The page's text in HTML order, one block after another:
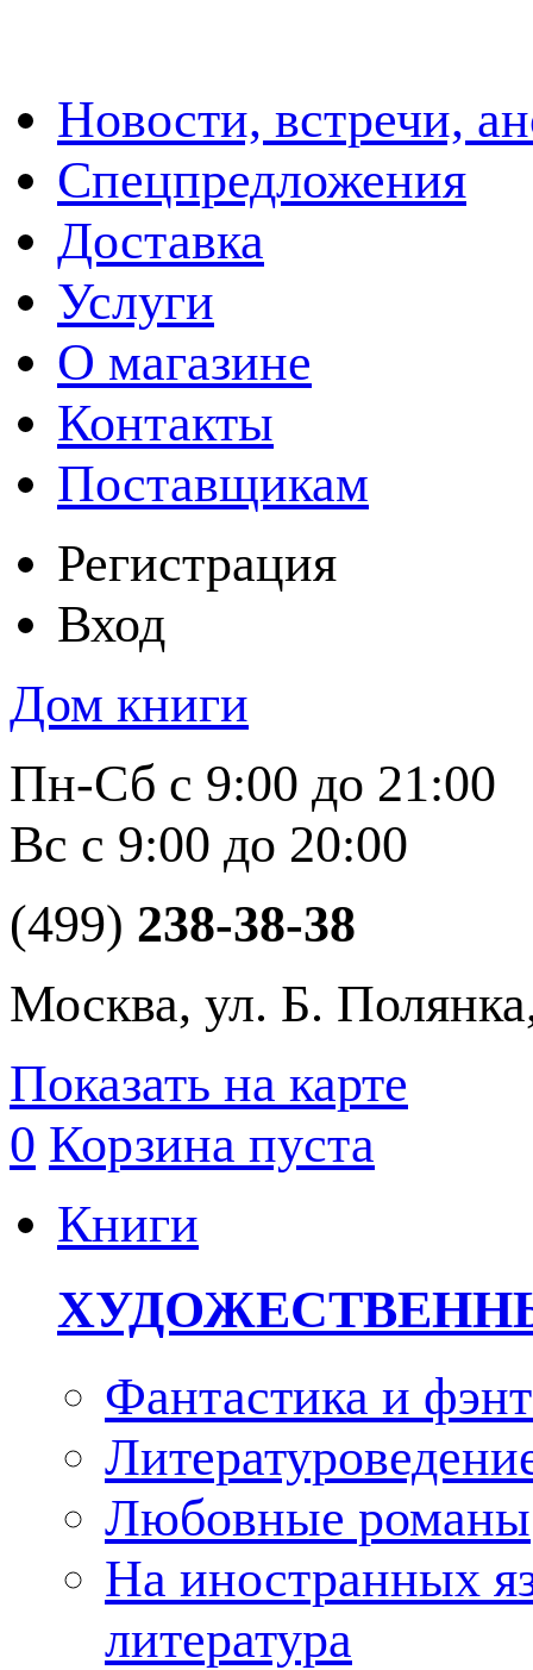
Новости, встречи,
Спецпредложения
Доставка
Услуги
О магазине
Контакты
Поставщикам
Регистрация
Вход
Дом книги
Пн-Сб с 9:00 до 21:00
Вс с 9:00 до 20:00
(499) 238-38-38
Москва, ул. Б.
Показать на карте
0 Корзина пуста
Книги
Фантастика и
Любовные романы
На иностранных
литература